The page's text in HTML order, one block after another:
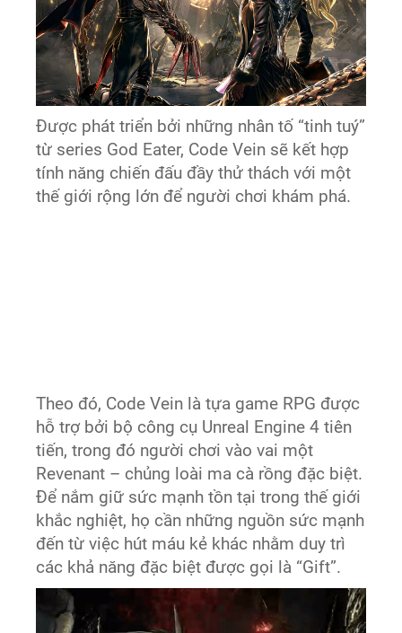
Được phát triển bởi những nhân tố “tinh tuý”
từ series God Eater, Code Vein sẽ kết hợp
tính năng chiến đấu đầy thử thách với một
thế giới rộng lớn để người chơi khám phá.
Theo đó, Code Vein là tựa game RPG được
hỗ trợ bởi bộ công cụ Unreal Engine 4 tiên
tiến, trong đó người chơi vào vai một
Revenant – chủng loài ma cà rồng đặc biệt.
Để nắm giữ sức mạnh tồn tại trong thế giới
khắc nghiệt, họ cần những nguồn sức mạnh
đến từ việc hút máu kẻ khác nhằm duy trì
các khả năng đặc biệt được gọi là “Gift”.